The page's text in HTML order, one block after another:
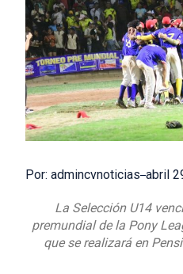
Por: admincvnoticias abril
La Selección U14
premundial de la Pony
que se realizará en